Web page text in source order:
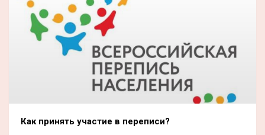
Как принять участие в переписи?